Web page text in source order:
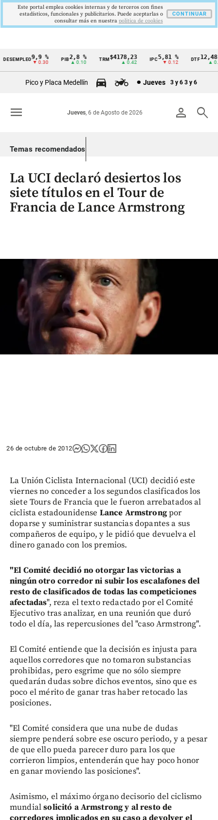
Cintillo
Colombia
9,9 %
▼ 0.30
2,8 %
▲ 0.10
TRM$4178,23
▲ 0.42
5,81 %
▼ 0.12
DTF12,48 %
▲ 0.05
Pico y Placa Medellín Jueves 3 y 6 3 y 6
person search
Jueves, 6 de Agosto de 2026
menu
Temas recomendados
La UCI declaró desiertos los
siete títulos en el Tour de
Francia de Lance Armstrong
26 de octubre de 2012
La Unión Ciclista Internacional (UCI) decidió este
viernes no conceder a los segundos clasificados los
siete Tours de Francia que le fueron arrebatados al
ciclista estadounidense Lance Armstrongpor
doparse y suministrar sustancias dopantes a sus
compañeros de equipo, y le pidió que devuelva el
dinero ganado con los premios.
"El Comité decidió no otorgar las victorias a
ningún otro corredor ni subir los escalafones del
resto de clasificados de todas las competiciones
afectadas", reza el texto redactado por el Comité
Ejecutivo tras analizar, en una reunión que duró
todo el día, las repercusiones del "caso Armstrong".
El Comité entiende que la decisión es injusta para
aquellos corredores que no tomaron substancias
prohibidas, pero esgrime que no sólo siempre
quedarán dudas sobre dichos eventos, sino que es
poco el mérito de ganar tras haber retocado las
posiciones.
"El Comité considera que una nube de dudas
siempre penderá sobre ese oscuro periodo, y a pesar
de que ello pueda parecer duro para los que
corrieron limpios, entenderán que hay poco honor
en ganar moviendo las posiciones".
Asimismo, el máximo órgano decisorio del ciclismo
mundialsolicitó a Armstrong y al resto de
corredores implicados en su caso a devolver el
Este portal emplea cookies internas y de terceros con fines
estadísticos, funcionales y publicitarios. Puede aceptarlas o
consultar más en nuestra politica de cookies
CONTINUAR